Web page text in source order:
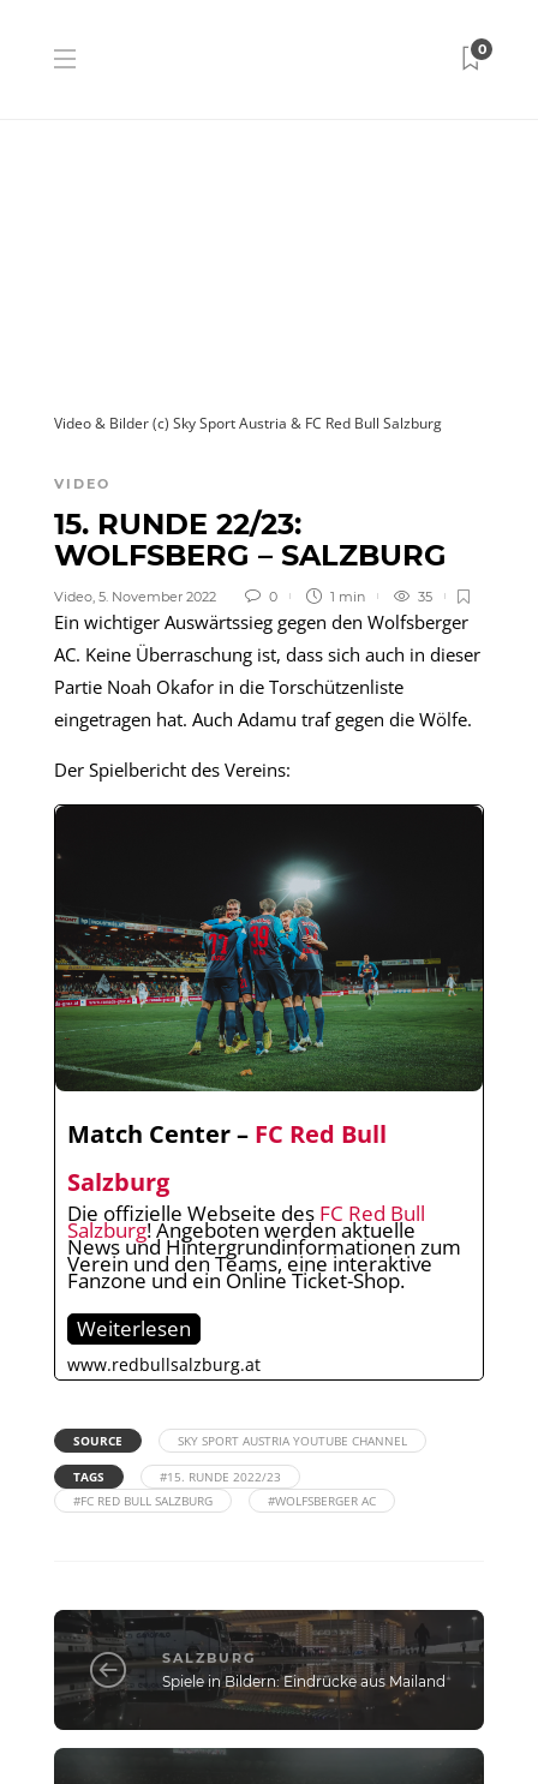
0
Video & Bilder (c) Sky Sport Austria & FC Red Bull Salzburg
VIDEO
15. RUNDE 22/23:
WOLFSBERG – SALZBURG
Video, 5. November 2022 0 1 min 35
Ein wichtiger Auswärtssieg gegen den Wolfsberger
AC. Keine Überraschung ist, dass sich auch in dieser
Partie Noah Okafor in die Torschützenliste
eingetragen hat. Auch Adamu traf gegen die Wölfe.
Der Spielbericht des Vereins:
Match Center – FC Red Bull
Salzburg
Die offizielle Webseite des FC Red Bull
Salzburg! Angeboten werden aktuelle
News und Hintergrundinformationen zum
Verein und den Teams, eine interaktive
Fanzone und ein Online Ticket-Shop.
Weiterlesen
www.redbullsalzburg.at
SOURCE SKY SPORT AUSTRIA YOUTUBE CHANNEL
TAGS
#15. RUNDE 2022/23
#FC RED BULL SALZBURG
#WOLFSBERGER AC
SALZBURG
Spiele in Bildern: Eindrücke aus Mailand